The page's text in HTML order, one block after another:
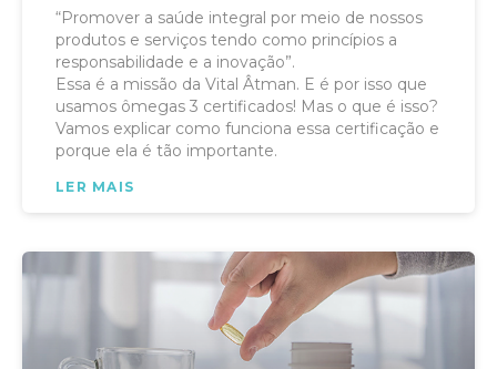
“Promover a saúde integral por meio de nossos
produtos e serviços tendo como princípios a
responsabilidade e a inovação”.
Essa é a missão da Vital Âtman. E é por isso que
usamos ômegas 3 certificados! Mas o que é isso?
Vamos explicar como funciona essa certificação e
porque ela é tão importante.
LER MAIS